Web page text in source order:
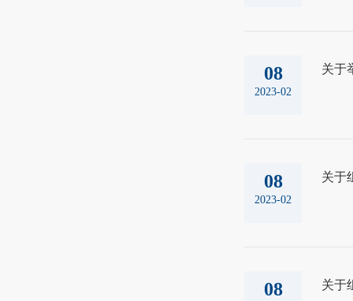
08
2023-02
关于
08
2023-02
关于
08 关于